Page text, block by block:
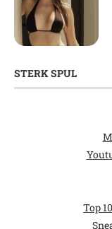
STERK SPUL
Top